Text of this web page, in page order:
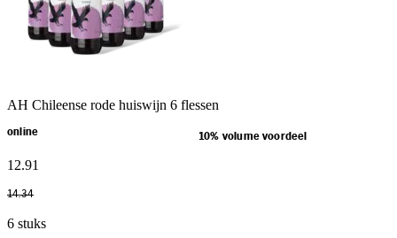
AH Chileense rode huiswijn 6 flessen
online 10% volume voordeel
12.91
14.34
6 stuks